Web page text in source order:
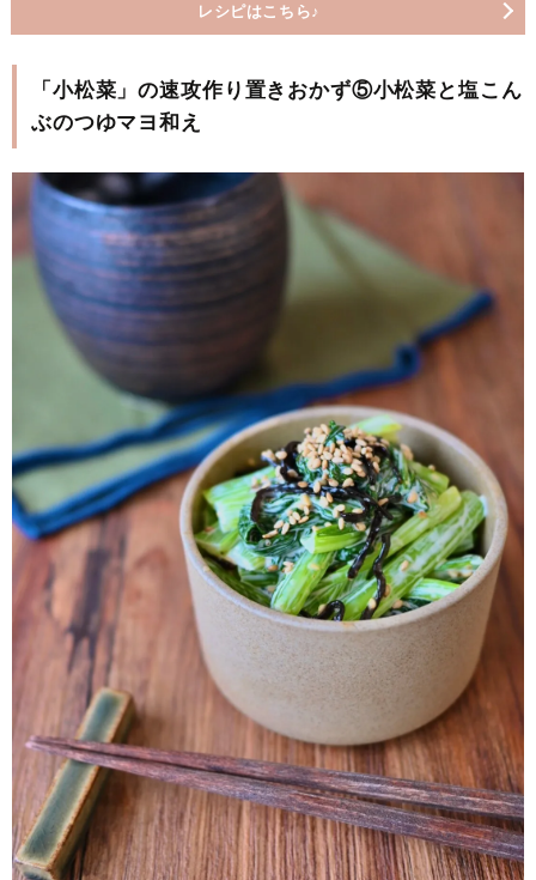
レシピはこちら♪
「小松菜」の速攻作り置きおかず⑤小松菜と塩こん
ぶのつゆマヨ和え